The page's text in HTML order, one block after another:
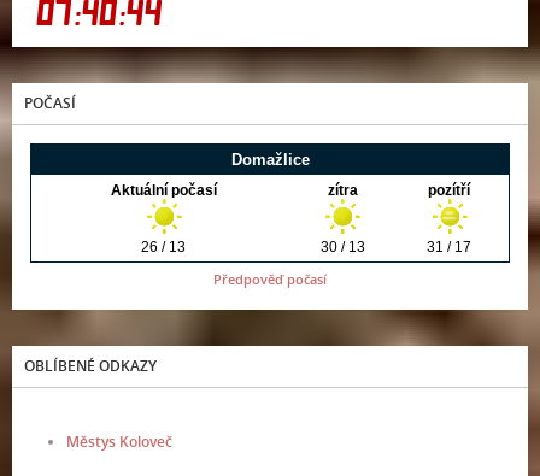
POČASÍ
Předpověď počasí
OBLÍBENÉ ODKAZY
Městys Koloveč